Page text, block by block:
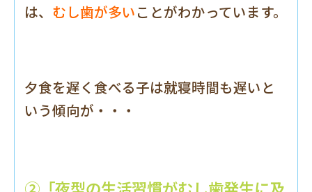
は、 むし歯が多いことがわかっています。
夕食を遅く食べる子は就寝時間も遅いと
いう傾向が・・・